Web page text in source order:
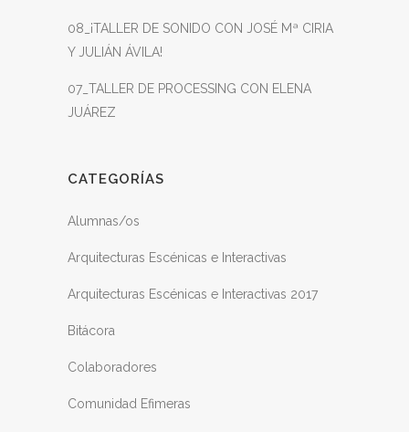
08_¡TALLER DE SONIDO CON JOSÉ Mª CIRIA
Y JULIÁN ÁVILA!
07_TALLER DE PROCESSING CON ELENA
JUÁREZ
CATEGORÍAS
Alumnas/os
Arquitecturas Escénicas e Interactivas
Arquitecturas Escénicas e Interactivas 2017
Bitácora
Colaboradores
Comunidad Efimeras